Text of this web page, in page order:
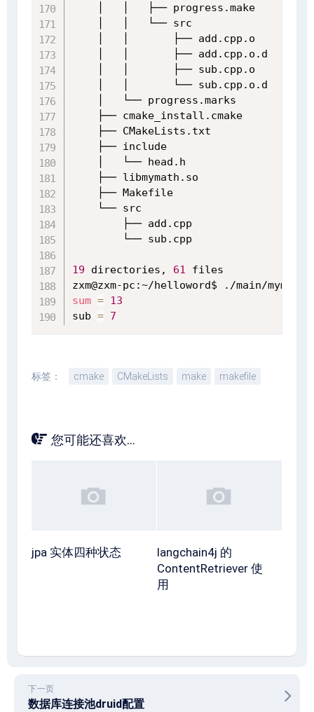
    │   │   ├── progress.make
    │   │   └── src
    │   │       ├── add.cpp.o
    │   │       ├── add.cpp.o.d
    │   │       ├── sub.cpp.o
    │   │       └── sub.cpp.o.d
    │   └── progress.marks
    ├── cmake_install.cmake
    ├── CMakeLists.txt
    ├── include
    │   └── head.h
    ├── libmymath.so
    ├── Makefile
    └── src
        ├── add.cpp
        └── sub.cpp
19 directories, 61
files
sum = 13
sub = 7
标签： cmake CMakeLists make makefile
您可能还喜欢...
jpa 实体四种状态
langchain4j 的
ContentRetriever 使
用
下一页
数据库连接池druid配置